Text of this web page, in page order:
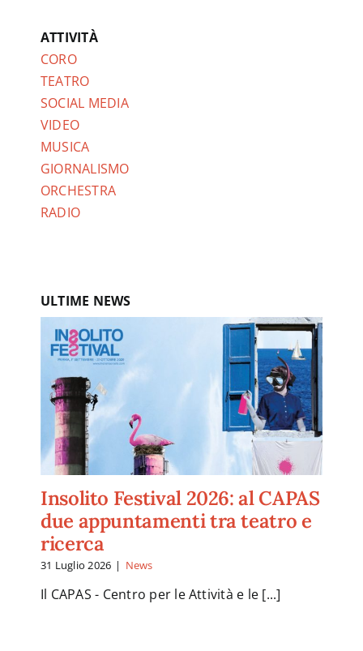
ATTIVITÀ
CORO
TEATRO
SOCIAL MEDIA
VIDEO
MUSICA
GIORNALISMO
ORCHESTRA
RADIO
ULTIME NEWS
Insolito Festival 2026: al CAPAS
due appuntamenti tra teatro e
ricerca
31 Luglio 2026 | News
Il CAPAS - Centro per le Attività e le [...]